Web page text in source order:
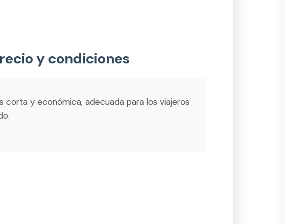
y condiciones
corta y económica, adecuada para los viajeros